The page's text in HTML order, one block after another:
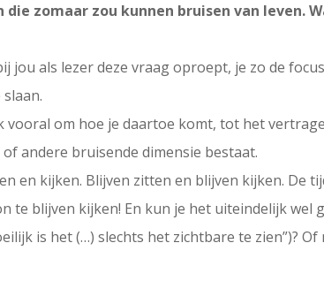
die zomaar zou kunnen bruisen van leven.
jou als lezer deze vraag oproept, je zo de
om hoe je daartoe komt, tot het
andere bruisende dimensie bestaat.
en kijken. Blijven zitten en blijven kijken. De
te blijven kijken! En kun je het uiteindelijk wel
is het (…) slechts het zichtbare te zien”)?